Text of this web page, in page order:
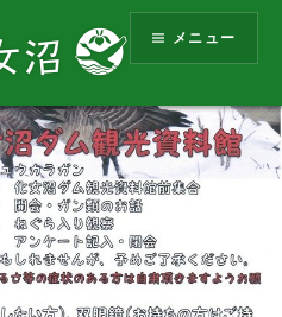
沼 メニュー